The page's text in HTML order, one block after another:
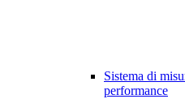
Sistema di
performance